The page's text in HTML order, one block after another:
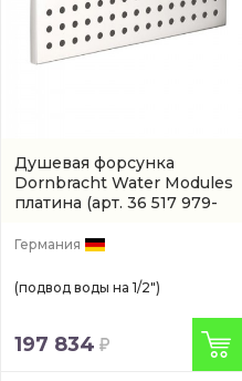
Душевая форсунка
Dornbracht Water Modules
платина (арт. 36 517 979-
Германия
(подвод воды на 1/2")
197 834